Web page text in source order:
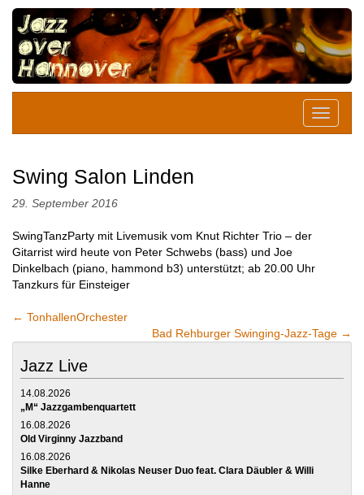
Swing Salon Linden
29. September 2016
SwingTanzParty mit Livemusik vom Knut Richter Trio – der
Gitarrist wird heute von Peter Schwebs (bass) und Joe
Dinkelbach (piano, hammond b3) unterstützt; ab 20.00 Uhr
Tanzkurs für Einsteiger
← TonhallenOrchester
Bad Rehburger Swinging-Jazz-Tage →
Jazz Live
14.08.2026
„M“ Jazzgambenquartett
16.08.2026
Old Virginny Jazzband
16.08.2026
Silke Eberhard & Nikolas Neuser Duo feat. Clara Däubler & Willi
Hanne